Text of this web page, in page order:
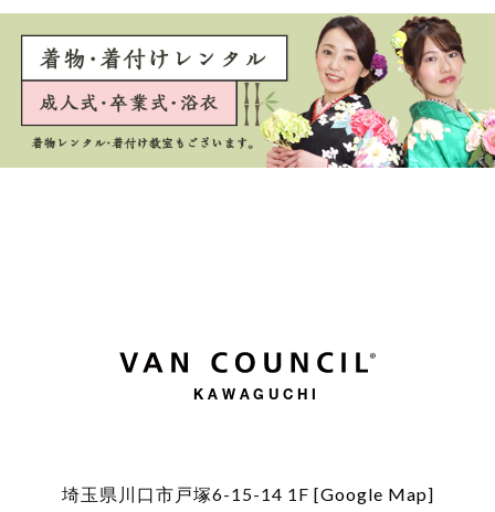
KAWAGUCHI
埼玉県川口市戸塚6-15-14 1F [Google Map]